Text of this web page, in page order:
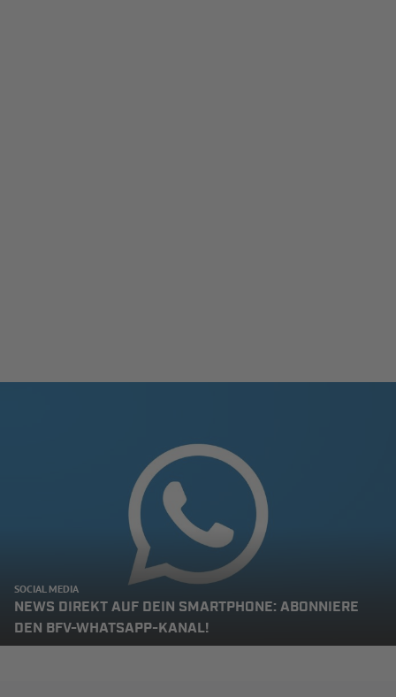
SOCIAL MEDIA
NEWS DIREKT AUF DEIN SMARTPHONE: ABONNIERE
DEN BFV-WHATSAPP-KANAL!